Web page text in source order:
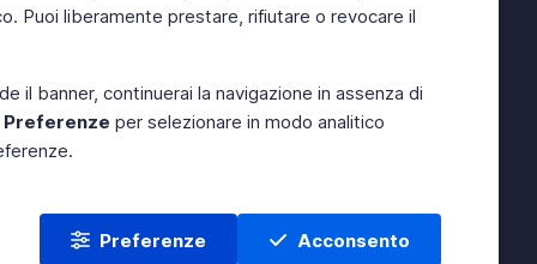
Puoi liberamente prestare, rifiutare o revocare il
il banner, continuerai la navigazione in assenza di
Preferenze per selezionare in modo analitico
Preferenze Acconsento